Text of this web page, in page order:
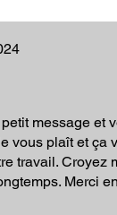
the thot
in use.
to purify
pure and optimal
official
collection.
message et
vous plaît et ça
travail. Croyez
Merci